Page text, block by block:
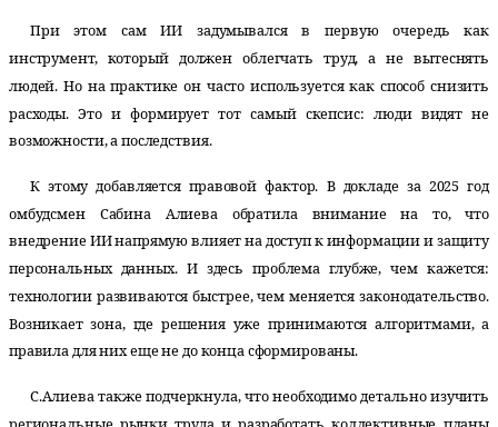
При этом сам ИИ задумывался в первую очередь как
инструмент, который должен облегчать труд, а не вытеснять
людей. Но на практике он часто используется как способ снизить
расходы. Это и формирует тот самый скепсис: люди видят не
возможности, а последствия.
К этому добавляется правовой фактор. В докладе за 2025 год
омбудсмен Сабина Алиева обратила внимание на то, что
внедрение ИИ напрямую влияет на доступ к информации и защиту
персональных данных. И здесь проблема глубже, чем кажется:
технологии развиваются быстрее, чем меняется законодательство.
Возникает зона, где решения уже принимаются алгоритмами, а
правила для них еще не до конца сформированы.
С.Алиева также подчеркнула, что необходимо детально изучить